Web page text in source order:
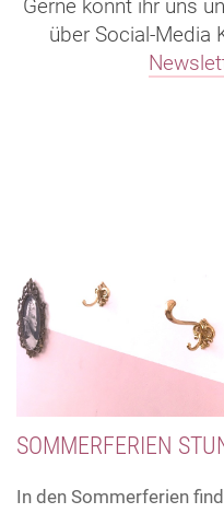
Gerne könnt ihr uns
über Social-Media
SOMMERFERIEN
In den Sommerferien